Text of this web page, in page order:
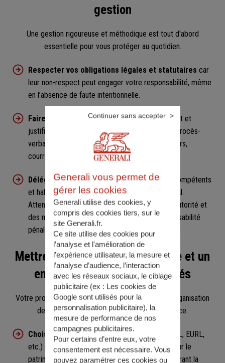
gestion
Une gestion rigoureuse et méthodique est tout d'abord
essentielle pour vous protéger au quotidien.
Respecter vos obligations légales et statutaires car
leur non-respect peut engager votre responsabilité, même
en l’absence de faute intentionnelle.
Faire preuve de transparenceen documentant et
justifiant chaque prise de décision importante (procès-
verbaux d'assemblée générale, rapports financiers,
courriers officiels, etc.).
Déléguer vos pouvoirsà des collaborateurs compétents
et habilités, tout en conservant un contrôle global.
Attention, si le délégataire ne dispose pas de l’autorité et
des moyens nécessaires à sa mission, la responsabilité
pénale n’est pas transférée.
Mettre en place une gouvernance et un
encadrement juridique adaptés
Votre protection passe également par une bonne organisation
de l'entreprise et de son mode de gouvernance.
Choisir un statut juridique adapté
(SAS, SARL, EURL,
etc.) car ils offrent une protection différente pour le
patrimoine personnel du dirigeant, tout en encadrant la
Generali vous permet de
gérer les cookies
Generali utilise des cookies, y
compris des cookies tiers, sur le
site Generali.fr.
Ce site utilise des cookies pour
l’analyse et l'amélioration de
l’expérience utilisateur, la mesure et
l’analyse d’audience, l’interaction
avec les réseaux sociaux, le ciblage
publicitaire (ex : Les cookies de
Google sont utilisés pour la
personnalisation publicitaire), la
mesure de performance de nos
campagnes publicitaires.
Pour certains d’entre eux, votre
consentement est nécessaire. Vous
pouvez paramétrer ces cookies ou
Continuer sans accepter